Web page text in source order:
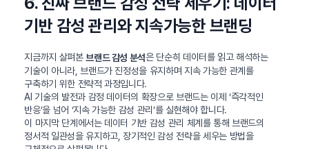
기반 감성 관리와 지속가능한 브랜딩
지금까지 살펴본브랜드 감성 분석은 단순히 데이터를 읽고 해석하는
기술이 아니라, 브랜드가 진정성을 유지하며 지속 가능한 관계를
구축하기 위한 전략적 과정입니다.
AI 기술의 발전과 감정 데이터의 확장으로 브랜드는 이제 ‘즉각적인
반응’을 넘어 ‘지속 가능한 감성 관리’를 실현해야 합니다.
이 마지막 단계에서는 데이터 기반 감성 관리 체계를 통해 브랜드의
정서적 일관성을 유지하고, 장기적인 감성 전략을 세우는 방법을